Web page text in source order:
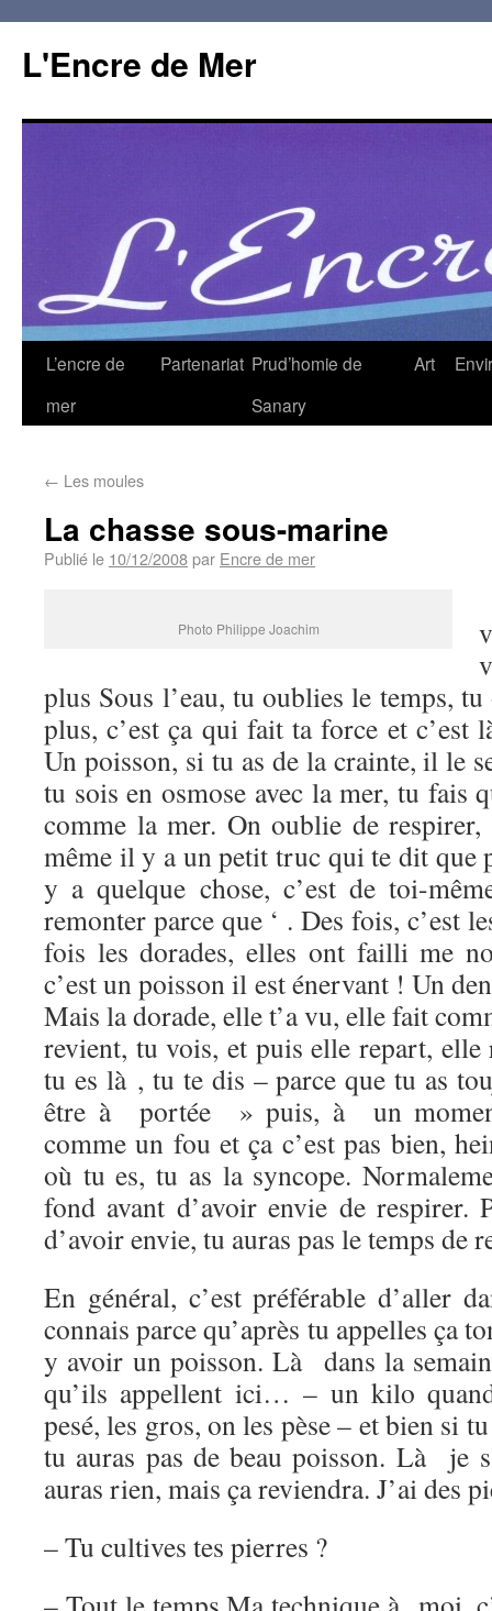
L'Encre de Mer
L’encre de
mer
Partenariat Prud’homie de
Sanary
Art
← Les moules
La chasse sous-marine
Publié le 10/12/2008par Encre de mer
Photo Philippe Joachim
plus Sous l’eau, tu oublies le temps,
plus, c’est ça qui fait ta force et c’est
Un poisson, si tu as de la crainte, il le
tu sois en osmose avec la mer, tu fais
comme la mer. On oublie de
même il y a un petit truc qui te dit que
y a quelque chose, c’est de toi-
remonter parce que ‘ . Des fois, c’est
fois les dorades, elles ont failli me
c’est un poisson il est énervant ! Un
Mais la dorade, elle t’a vu, elle fait
revient, tu vois, et puis elle repart,
tu es là , tu te dis – parce que tu as
être à portée » puis, à un
comme un fou et ça c’est pas bien,
où tu es, tu as la syncope.
fond avant d’avoir envie de respirer.
d’avoir envie, tu auras pas le temps de
En général, c’est préférable d’aller
connais parce qu’après tu appelles ça
y avoir un poisson. Là dans la
qu’ils appellent ici… – un kilo
pesé, les gros, on les pèse – et bien si
tu auras pas de beau poisson. Là je
auras rien, mais ça reviendra. J’ai des
– Tu cultives tes pierres ?